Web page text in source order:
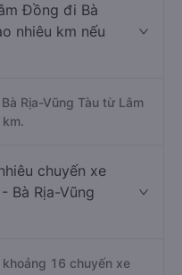
Đồng đi Bà
nhiêu km nếu
Rịa-Vũng Tàu từ Lâm
chuyến xe
Bà Rịa-Vũng
16 chuyến xe